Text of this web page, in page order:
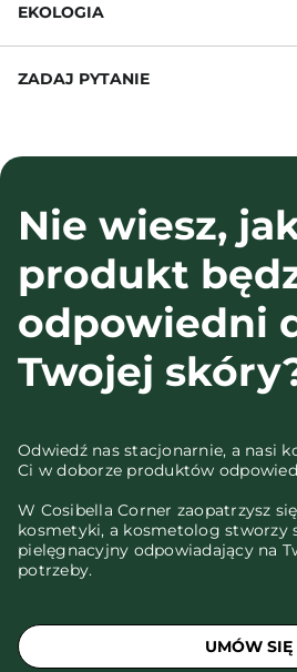
EKOLOGIA
ZADAJ PYTANIE
Nie wiesz,
produkt
odpowiedni
Twojej
Odwiedź nas stacjonarnie, a nasi
Ci w doborze produktów
W Cosibella Corner zaopatrzysz
kosmetyki, a kosmetolog stworzy
pielęgnacyjny odpowiadający na
potrzeby.
UMÓW SIĘ